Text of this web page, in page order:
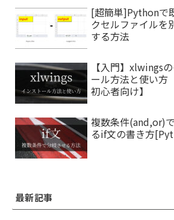
[超簡単]Pythonで
クセルファイルを
する方法
【入門】xlwings
ール方法と使い方
初心者向け】
複数条件(and,or)
るif文の書き方
最新記事